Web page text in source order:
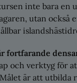
inte bara en
utan också
fortfarande
och verktyg för
är att utbilda